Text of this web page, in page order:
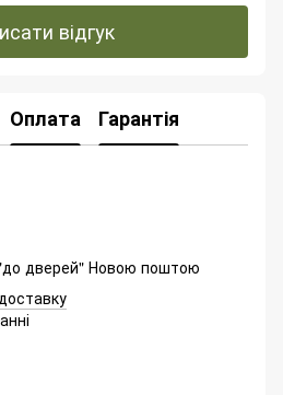
відгук
Оплата Гарантія
дверей" Новою поштою